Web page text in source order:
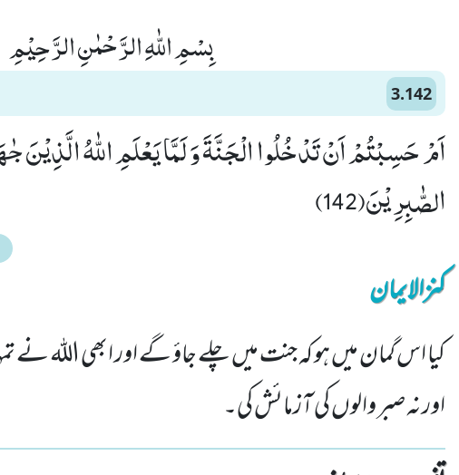
بِسْمِ اللّٰهِ الرَّحْمٰنِ الرَّحِیْمِ
3.142
اَمْ حَسِبْتُمْ اَنْ تَدْخُلُوا الْجَنَّةَ وَ لَمَّا یَعْلَمِ اللّٰهُ الَّذِیْنَ
الصّٰبِرِیْنَ(142)
کنزالایمان
کیا اس گمان میں ہو کہ جنت میں چلے جاؤ گے اور ابھی اللہ نے
اور نہ صبر والوں کی آزمائش کی۔